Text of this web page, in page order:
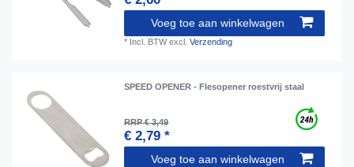
Voeg toe aan winkelwagen
* Incl. BTWexcl.Verzending
SPEED OPENER - Flesopener roestvrij staal
RRP € 3,49
€ 2,79 *
Voeg toe aan winkelwagen